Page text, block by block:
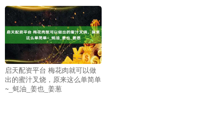
启天配资平台 梅花肉就可以做
出的蜜汁叉烧，原来这么单简单
~_蚝油_姜也_姜葱